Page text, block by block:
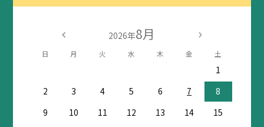
2026年8月
日 月 火 水 木 金 土
1
2
3 4 5 6 7
8
9
10 11 12 13 14
15